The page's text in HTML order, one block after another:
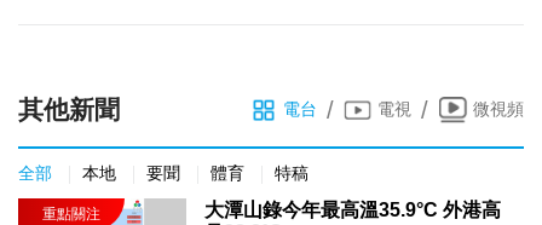
其他新聞 電台 / 電視 / 微視頻
全部 本地 要聞 體育 特稿
大潭山錄今年最高溫35.9°C 外港高